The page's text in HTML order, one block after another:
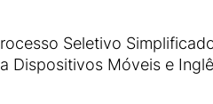
Seletivo
Dispositivos Móveis e